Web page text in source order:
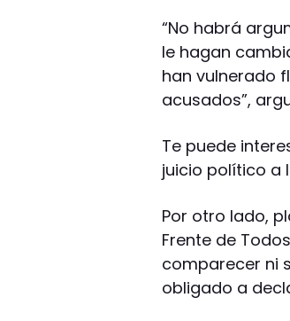
“No habrá
le hagan
han vulnerado
acusados”,
Te puede
juicio político a
Por otro lado,
Frente de
comparecer ni
obligado a